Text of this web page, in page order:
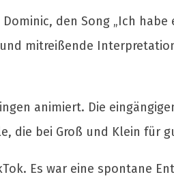
den Song „Ich habe
mitreißende
animiert. Die
die bei Groß und Klein für
Es war eine spontane